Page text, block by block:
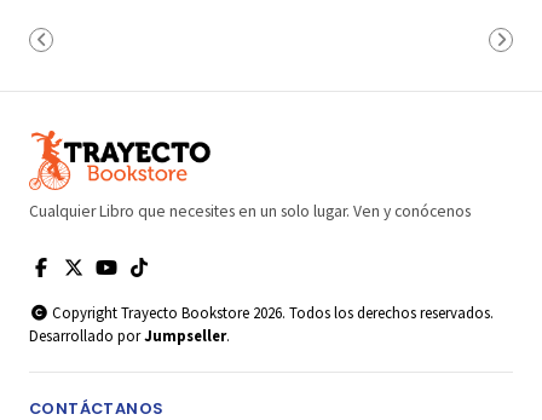
Cualquier Libro que necesites en un solo lugar. Ven y conócenos
Copyright Trayecto Bookstore 2026. Todos los derechos reservados.
Desarrollado porJumpseller.
CONTÁCTANOS